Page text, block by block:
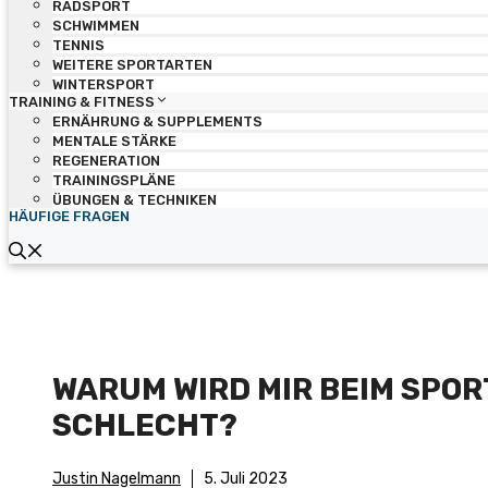
RADSPORT
SCHWIMMEN
TENNIS
WEITERE SPORTARTEN
WINTERSPORT
TRAINING & FITNESS
ERNÄHRUNG & SUPPLEMENTS
MENTALE STÄRKE
REGENERATION
TRAININGSPLÄNE
ÜBUNGEN & TECHNIKEN
HÄUFIGE FRAGEN
WARUM WIRD MIR BEIM
SCHLECHT?
Justin Nagelmann 5. Juli 2023